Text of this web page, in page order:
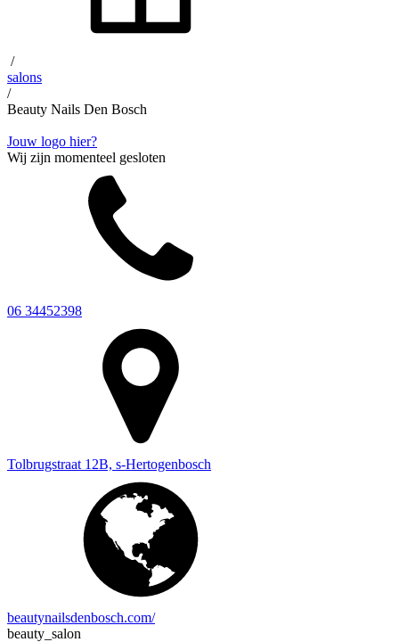
/
salons
/
Beauty Nails Den Bosch
Jouw logo hier?
Wij zijn momenteel gesloten
06 34452398
Tolbrugstraat 12B, s-Hertogenbosch
beautynailsdenbosch.com/
beauty_salon